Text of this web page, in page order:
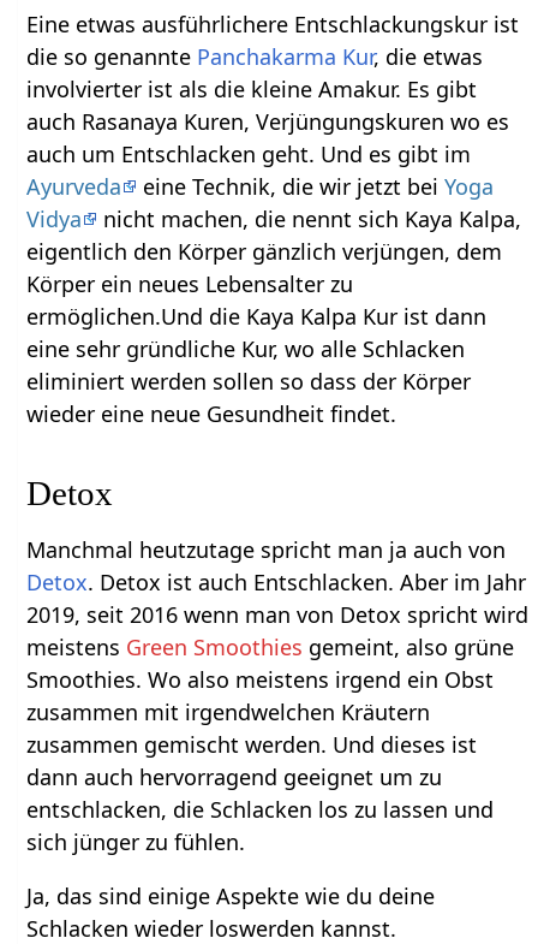
Eine etwas ausführlichere Entschlackungskur ist
die so genannte Panchakarma Kur, die etwas
involvierter ist als die kleine Amakur. Es gibt
auch Rasanaya Kuren, Verjüngungskuren wo es
auch um Entschlacken geht. Und es gibt im
Ayurveda
eine Technik, die wir jetzt beiYoga
Vidya
nicht machen, die nennt sich Kaya Kalpa,
eigentlich den Körper gänzlich verjüngen, dem
Körper ein neues Lebensalter zu
ermöglichen.Und die Kaya Kalpa Kur ist dann
eine sehr gründliche Kur, wo alle Schlacken
eliminiert werden sollen so dass der Körper
wieder eine neue Gesundheit findet.
Detox
Manchmal heutzutage spricht man ja auch von
Detox. Detox ist auch Entschlacken. Aber im Jahr
2019, seit 2016 wenn man von Detox spricht wird
meistens Green Smoothies gemeint, also grüne
Smoothies. Wo also meistens irgend ein Obst
zusammen mit irgendwelchen Kräutern
zusammen gemischt werden. Und dieses ist
dann auch hervorragend geeignet um zu
entschlacken, die Schlacken los zu lassen und
sich jünger zu fühlen.
Ja, das sind einige Aspekte wie du deine
Schlacken wieder loswerden kannst.